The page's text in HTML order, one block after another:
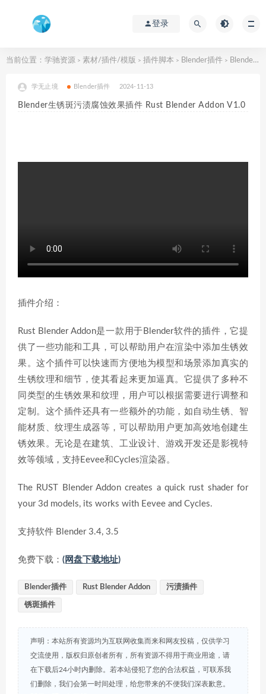
登录
当前位置： 学驰资源 > 素材/插件/模版 > 插件脚本 > Blender插件 > Blender生锈斑污渍腐蚀效果插件 Rust Blender Addon V1.0
学无止境 Blender插件 2024-11-13
Blender生锈斑污渍腐蚀效果插件 Rust Blender Addon V1.0
插件介绍：
Rust Blender Addon是一款用于Blender软件的插件，它提
供了一些功能和工具，可以帮助用户在渲染中添加生锈效
果。这个插件可以快速而方便地为模型和场景添加真实的
生锈纹理和细节，使其看起来更加逼真。它提供了多种不
同类型的生锈效果和纹理，用户可以根据需要进行调整和
定制。这个插件还具有一些额外的功能，如自动生锈、智
能材质、纹理生成器等，可以帮助用户更加高效地创建生
锈效果。无论是在建筑、工业设计、游戏开发还是影视特
效等领域，支持Eevee和Cycles渲染器。
The RUST Blender Addon creates a quick rust shader for
your 3d models, its works with Eevee and Cycles.
支持软件 Blender 3.4, 3.5
免费下载： (网盘下载地址)
Blender插件 Rust Blender Addon 污渍插件
锈斑插件
声明：本站所有资源均为互联网收集而来和网友投稿，仅供学习
交流使用，版权归原创者所有，所有资源不得用于商业用途，请
在下载后24小时内删除。若本站侵犯了您的合法权益，可联系我
们删除，我们会第一时间处理，给您带来的不便我们深表歉意。